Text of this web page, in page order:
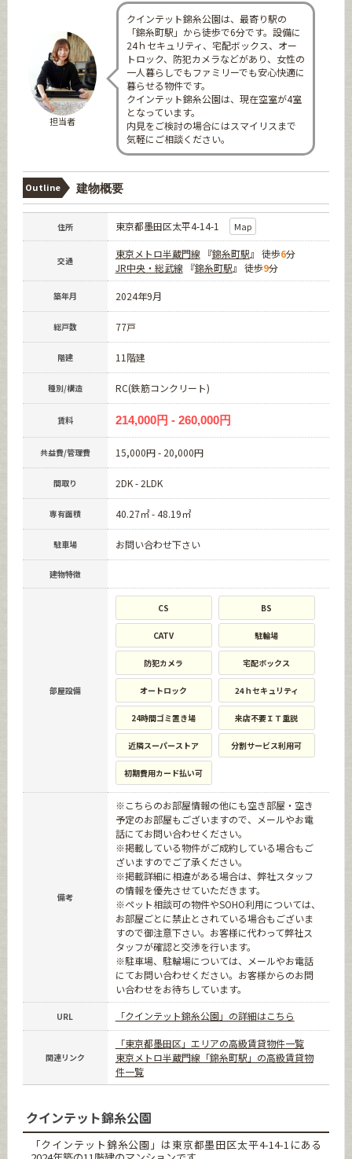
担当者
クインテット錦糸公園は、最寄り駅の
「錦糸町駅」から徒歩で6分です。設備に
24ｈセキュリティ、宅配ボックス、オー
トロック、防犯カメラなどがあり、女性の
一人暮らしでもファミリーでも安心快適に
暮らせる物件です。
クインテット錦糸公園は、現在空室が4室
となっています。
内見をご検討の場合にはスマイリスまで
気軽にご相談ください。
Outline 建物概要
住所 東京都墨田区太平4-14-1 Map
交通
東京メトロ半蔵門線『錦糸町駅』 徒歩6分
JR中央・総武線『錦糸町駅』 徒歩9分
築年月 2024年9月
総戸数 77戸
階建 11階建
種別/構造 RC(鉄筋コンクリート)
賃料 214,000円 - 260,000円
共益費/管理費 15,000円 - 20,000円
間取り 2DK - 2LDK
専有面積 40.27㎡ - 48.19㎡
駐車場 お問い合わせ下さい
建物特徴
部屋設備
CS BS
CATV 駐輪場
防犯カメラ 宅配ボックス
オートロック 24ｈセキュリティ
24時間ゴミ置き場 来店不要ＩＴ重説
近隣スーパーストア 分割サービス利用可
初期費用カード払い可
備考
※こちらのお部屋情報の他にも空き部屋・空き
予定のお部屋もございますので、メールやお電
話にてお問い合わせください。
※掲載している物件がご成約している場合もご
ざいますのでご了承ください。
※掲載詳細に相違がある場合は、弊社スタッフ
の情報を優先させていただきます。
※ペット相談可の物件やSOHO利用については、
お部屋ごとに禁止とされている場合もございま
すので御注意下さい。お客様に代わって弊社ス
タッフが確認と交渉を行います。
※駐車場、駐輪場については、メールやお電話
にてお問い合わせください。お客様からのお問
い合わせをお待ちしています。
URL 「クインテット錦糸公園」の詳細はこちら
関連リンク
「東京都墨田区」エリアの高級賃貸物件一覧
東京メトロ半蔵門線「錦糸町駅」の高級賃貸物
件一覧
クインテット錦糸公園
「クインテット錦糸公園」は東京都墨田区太平4-14-1にある